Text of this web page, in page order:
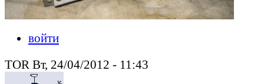
войти
TOR Вт, 24/04/2012 - 11:43